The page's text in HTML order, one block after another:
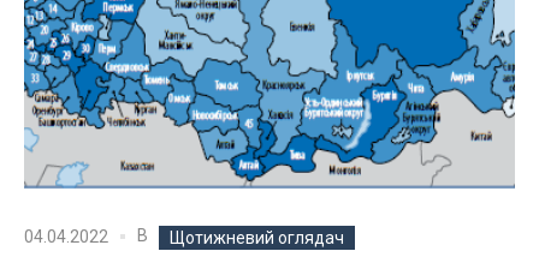
04.04.2022 В Щотижневий оглядач